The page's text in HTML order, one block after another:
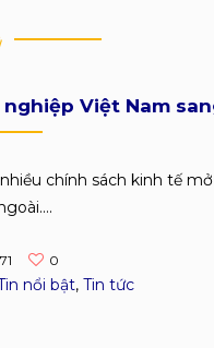
Việt Nam
chính sách kinh tế
0
nổi bật, Tin tức